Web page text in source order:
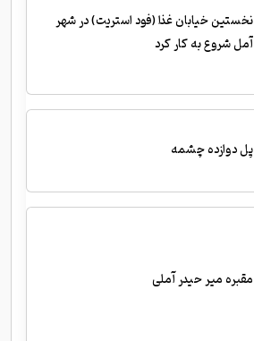
نخستین خیابان غذا (فود استریت) در شهر
آمل شروع به کار کرد
پل دوازده چشمه
مقبره میر حیدر آملی